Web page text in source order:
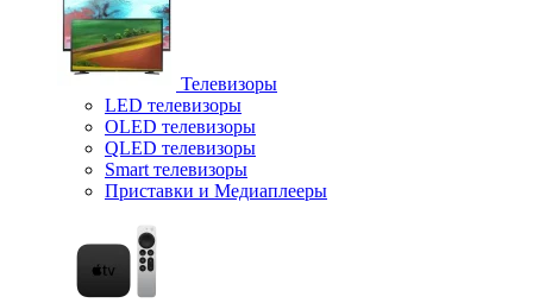
Телевизоры
LED телевизоры
OLED телевизоры
QLED телевизоры
Smart телевизоры
Приставки и Медиаплееры